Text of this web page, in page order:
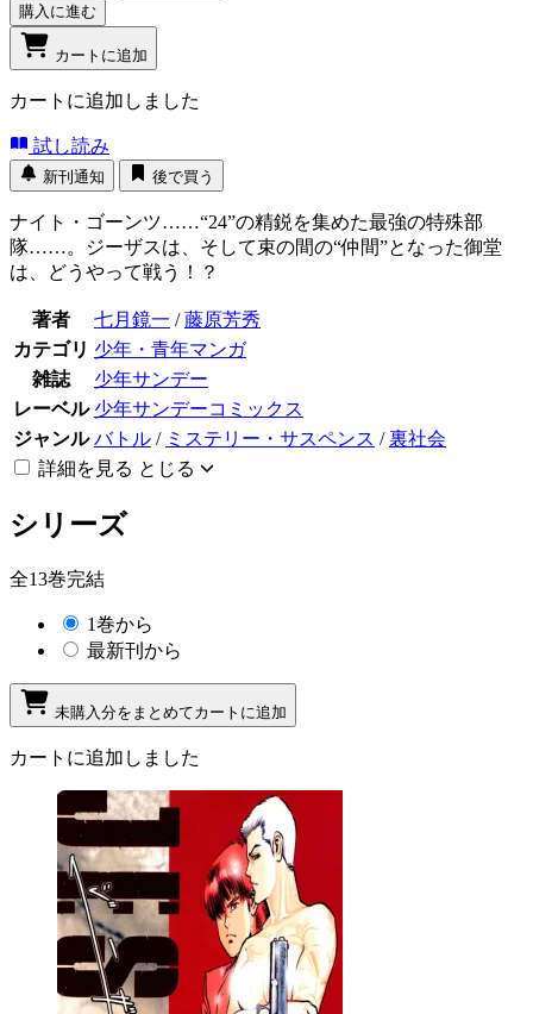
購入に進む
カートに追加
カートに追加しました
試し読み
新刊通知 後で買う
ナイト・ゴーンツ……“24”の精鋭を集めた最強の特殊部
隊……。ジーザスは、そして束の間の“仲間”となった御堂
は、どうやって戦う！？
著者 七月鏡一 /藤原芳秀
カテゴリ 少年・青年マンガ
雑誌
少年サンデー
レーベル 少年サンデーコミックス
ジャンル バトル / ミステリー・サスペンス /裏社会
詳細を見る とじる
シリーズ
全13巻完結
1巻から
最新刊から
未購入分をまとめてカートに追加
カートに追加しました